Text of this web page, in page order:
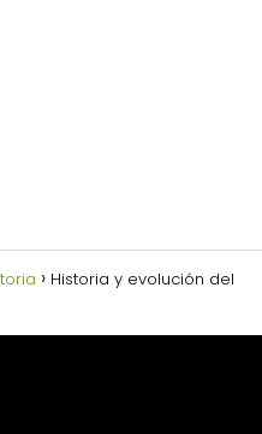
Historia y evolución del